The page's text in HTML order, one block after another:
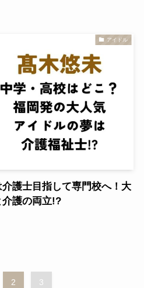
アイドル
護士目指して専門校へ！大
護の両立!?
2 3